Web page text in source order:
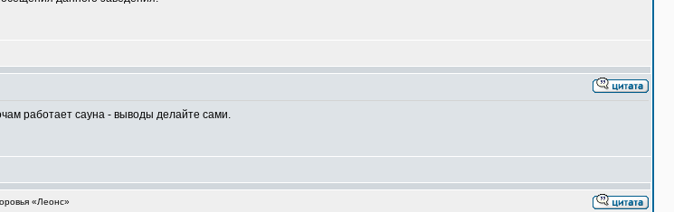
работает сауна - выводы делайте сами.
«Леонс»